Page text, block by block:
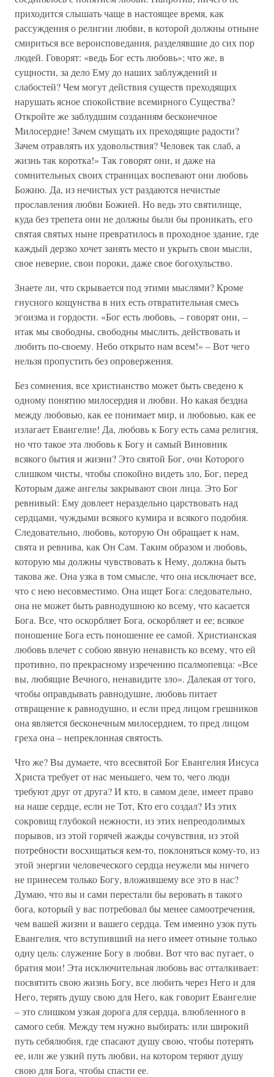
приходится слышать чаще в настоящее время, как
рассуждения о религии любви, в которой должны отныне
смириться все вероисповедания, разделявшие до сих пор
людей. Говорят: «ведь Бог есть любовь»; что же, в
сущности, за дело Ему до наших заблуждений и
слабостей? Чем могут действия существ преходящих
нарушать ясное спокойствие всемирного Существа?
Откройте же заблудшим созданиям бесконечное
Милосердие! Зачем смущать их преходящие радости?
Зачем отравлять их удовольствия? Человек так слаб, а
жизнь так коротка!» Так говорят они, и даже на
сомнительных своих страницах воспевают они любовь
Божию. Да, из нечистых уст раздаются нечистые
прославления любви Божией. Но ведь это святилище,
куда без трепета они не должны были бы проникать, его
святая святых ныне превратилось в проходное здание, где
каждый дерзко хочет занять место и укрыть свои мысли,
свое неверие, свои пороки, даже свое богохульство.
Знаете ли, что скрывается под этими мыслями? Кроме
гнусного кощунства в них есть отвратительная смесь
эгоизма и гордости. «Бог есть любовь, – говорят они, –
итак мы свободны, свободны мыслить, действовать и
любить по-своему. Небо открыто нам всем!» – Вот чего
нельзя пропустить без опровержения.
Без сомнения, все христианство может быть сведено к
одному понятию милосердия и любви. Но какая бездна
между любовью, как ее понимает мир, и любовью, как ее
излагает Евангелие! Да, любовь к Богу есть сама религия,
но что такое эта любовь к Богу и самый Виновник
всякого бытия и жизни? Это святой Бог, очи Которого
слишком чисты, чтобы спокойно видеть зло, Бог, перед
Которым даже ангелы закрывают свои лица. Это Бог
ревнивый: Ему довлеет нераздельно царствовать над
сердцами, чуждыми всякого кумира и всякого подобия.
Следовательно, любовь, которую Он обращает к нам,
свята и ревнива, как Он Сам. Таким образом и любовь,
которую мы должны чувствовать к Нему, должна быть
такова же. Она узка в том смысле, что она исключает все,
что с нею несовместимо. Она ищет Бога: следовательно,
она не может быть равнодушною ко всему, что касается
Бога. Все, что оскорбляет Бога, оскорбляет и ее; всякое
поношение Бога есть поношение ее самой. Христианская
любовь влечет с собою явную ненависть ко всему, что ей
противно, по прекрасному изречению псалмопевца: «Все
вы, любящие Вечного, ненавидите зло». Далекая от того,
чтобы оправдывать равнодушие, любовь питает
отвращение к равнодушно, и если пред лицом грешников
она является бесконечным милосердием, то пред лицом
греха она – непреклонная святость.
Что же? Вы думаете, что всесвятой Бог Евангелия Иисуса
Христа требует от нас меньшего, чем то, чего люди
требуют друг от друга? И кто, в самом деле, имеет право
на наше сердце, если не Тот, Кто его создал? Из этих
сокровищ глубокой нежности, из этих непреодолимых
порывов, из этой горячей жажды сочувствия, из этой
потребности восхищаться кем-то, поклоняться кому-то, из
этой энергии человеческого сердца неужели мы ничего
не принесем только Богу, вложившему все это в нас?
Думаю, что вы и сами перестали бы веровать в такого
бога, который у вас потребовал бы менее самоотречения,
чем вашей жизни и вашего сердца. Тем именно узок путь
Евангелия, что вступивший на него имеет отныне только
одну цель: служение Богу в любви. Вот что вас пугает, о
братия мои! Эта исключительная любовь вас отталкивает:
посвятить свою жизнь Богу, все любить через Него и для
Него, терять душу свою для Него, как говорит Евангелие
– это слишком узкая дорога для сердца, влюбленного в
самого себя. Между тем нужно выбирать: или широкий
путь себялюбия, где спасают душу свою, чтобы потерять
ее, или же узкий путь любви, на котором теряют душу
свою для Бога, чтобы спасти ее.